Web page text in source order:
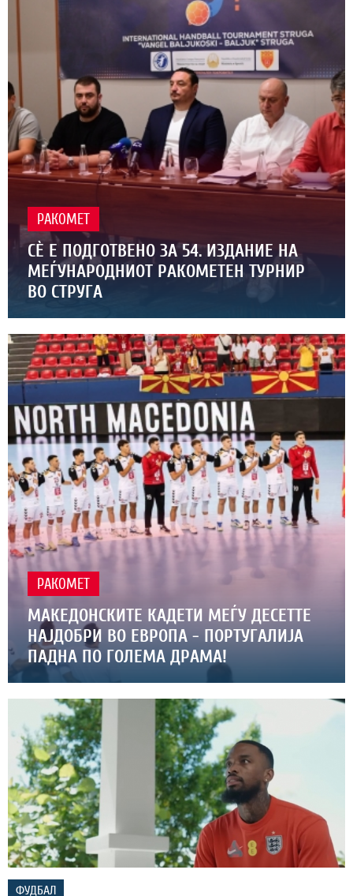
РАКОМЕТ
СЀ Е ПОДГОТВЕНО ЗА 54. ИЗДАНИЕ НА
МЕЃУНАРОДНИОТ РАКОМЕТЕН ТУРНИР
ВО СТРУГА
РАКОМЕТ
МАКЕДОНСКИТЕ КАДЕТИ МЕЃУ ДЕСЕТТЕ
НАЈДОБРИ ВО ЕВРОПА - ПОРТУГАЛИЈА
ПАДНА ПО ГОЛЕМА ДРАМА!
ФУДБАЛ